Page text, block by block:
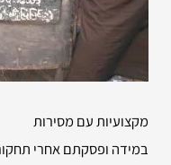
מקצועיות עם מסירות
במידה ופסקתם אחרי